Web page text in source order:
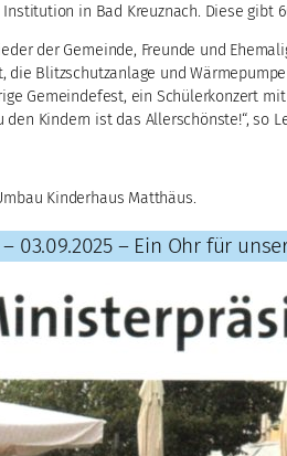
in Bad Kreuznach. Diese gibt
der Gemeinde, Freunde und
Blitzschutzanlage und
Gemeindefest, ein Schülerkonzert
Kindern ist das Allerschönste!“, so
Kinderhaus Matthäus.
– Ein Ohr für